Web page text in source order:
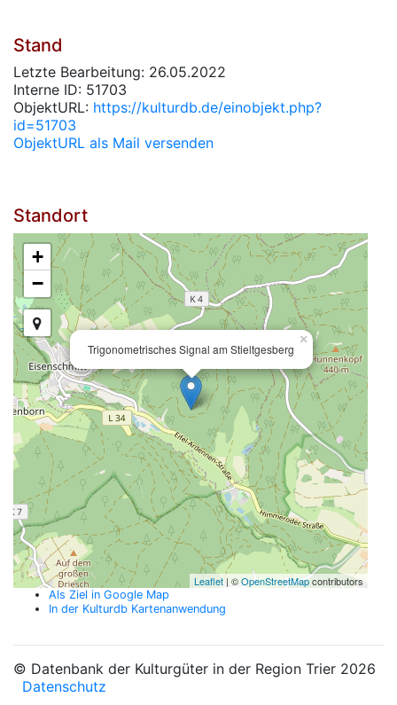
Stand
Letzte Bearbeitung: 26.05.2022
Interne ID: 51703
ObjektURL: https://kulturdb.de/einobjekt.php?
id=51703
ObjektURL als Mail versenden
Standort
Trigonometrisches Signal am Stieltgesberg
×
+
−
Leaflet| ©OpenStreetMapcontributors
Als Ziel in Google Map
In der Kulturdb Kartenanwendung
© Datenbank der Kulturgüter in der Region Trier 2026
Datenschutz